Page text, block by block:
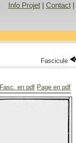
Info Projet| Contact|
Fascicule
Fasc. en pdf Page en pdf